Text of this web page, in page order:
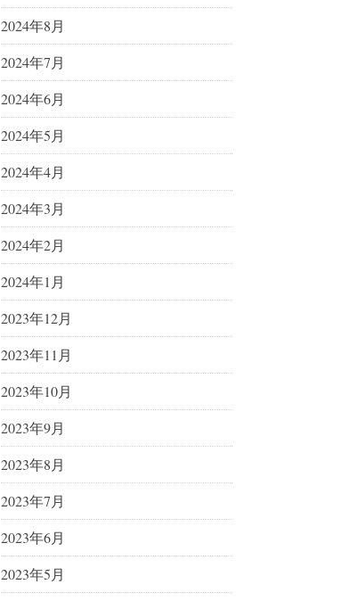
2024年8月
2024年7月
2024年6月
2024年5月
2024年4月
2024年3月
2024年2月
2024年1月
2023年12月
2023年11月
2023年10月
2023年9月
2023年8月
2023年7月
2023年6月
2023年5月